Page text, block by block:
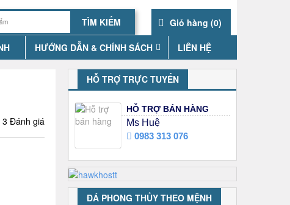
Giỏ hàng (0)
HƯỚNG DẪN & CHÍNH SÁCH LIÊN HỆ
3 Đánh giá
HỖ TRỢ TRỰC TUYẾN
HỖ TRỢ BÁN HÀNG
Ms Huệ
0983 313 076
ĐÁ PHONG THỦY THEO MỆNH